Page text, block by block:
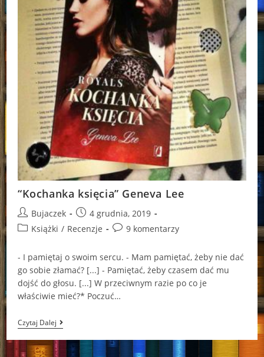
“Kochanka księcia” Geneva Lee
Post
author:
Bujaczek
Post
published:
4 grudnia, 2019
PostKsiążki / Recenzje
Post9 komentarzy
- I pamiętaj o swoim sercu. - Mam pamiętać, żeby nie dać
go sobie złamać? [...] - Pamiętać, żeby czasem dać mu
dojść do głosu. [...] W przeciwnym razie po co je
właściwie mieć?* Poczuć…
Czytaj Dalej“Kochanka
Księcia”
Geneva
Lee